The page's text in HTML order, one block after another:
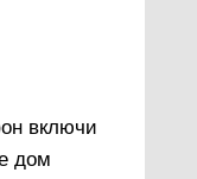
включи
дом